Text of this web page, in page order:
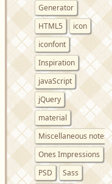
Generator
HTML5
icon
iconfont
Inspiration
javaScript
jQuery
material
Miscellaneous notes
Ones Impressions
PSD
Sass